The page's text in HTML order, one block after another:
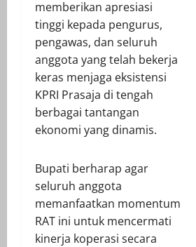
memberikan apresiasi
tinggi kepada pengurus,
pengawas, dan seluruh
anggota yang telah bekerja
keras menjaga eksistensi
KPRI Prasaja di tengah
berbagai tantangan
ekonomi yang dinamis.
Bupati berharap agar
seluruh anggota
memanfaatkan momentum
RAT ini untuk mencermati
kinerja koperasi secara